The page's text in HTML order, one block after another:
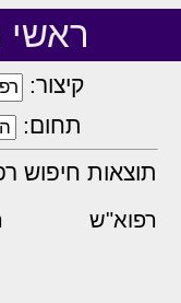
ראשי
קיצור:
תחום:
תוצאות חיפוש
רפוא"ש